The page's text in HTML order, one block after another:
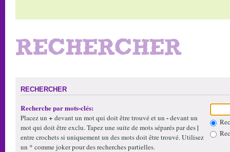
RECHERCHER
RECHERCHER
Recherche par mots-clés:
Placez un + devant un mot qui doit être trouvé et un -devant un
mot qui doit être exclu. Tapez une suite de mots séparés par des|
entre crochets si uniquement un des mots doit être trouvé. Utilisez
un * comme joker pour des recherches partielles.